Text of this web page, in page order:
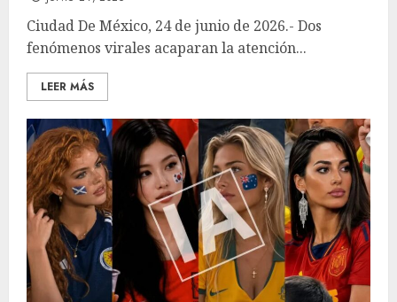
Ciudad De México, 24 de junio de 2026.- Dos
fenómenos virales acaparan la atención...
LEER MÁS